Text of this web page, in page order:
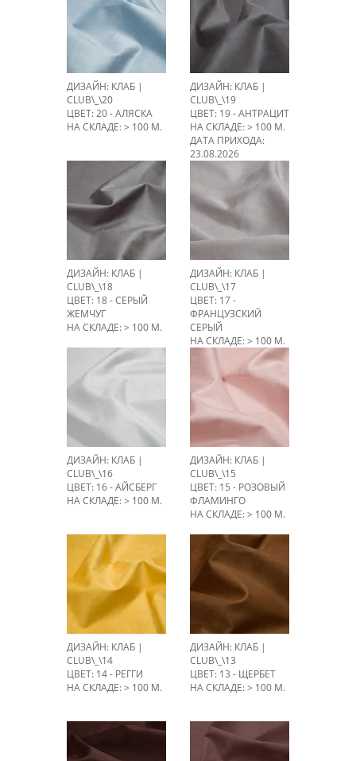
ДИЗАЙН: КЛАБ |
CLUB\_\20
ЦВЕТ: 20 - АЛЯСКА
НА СКЛАДЕ: > 100 М.
ДИЗАЙН: КЛАБ |
CLUB\_\19
ЦВЕТ: 19 - АНТРАЦИТ
НА СКЛАДЕ: > 100 М.
ДАТА ПРИХОДА:
23.08.2026
ДИЗАЙН: КЛАБ |
CLUB\_\18
ЦВЕТ: 18 - СЕРЫЙ
ЖЕМЧУГ
НА СКЛАДЕ: > 100 М.
ДИЗАЙН: КЛАБ |
CLUB\_\17
ЦВЕТ: 17 -
ФРАНЦУЗСКИЙ
СЕРЫЙ
НА СКЛАДЕ: > 100 М.
ДИЗАЙН: КЛАБ |
CLUB\_\16
ЦВЕТ: 16 - АЙСБЕРГ
НА СКЛАДЕ: > 100 М.
ДИЗАЙН: КЛАБ |
CLUB\_\15
ЦВЕТ: 15 - РОЗОВЫЙ
ФЛАМИНГО
НА СКЛАДЕ: > 100 М.
ДИЗАЙН: КЛАБ |
CLUB\_\14
ЦВЕТ: 14 - РЕГГИ
НА СКЛАДЕ: > 100 М.
ДИЗАЙН: КЛАБ |
CLUB\_\13
ЦВЕТ: 13 - ЩЕРБЕТ
НА СКЛАДЕ: > 100 М.